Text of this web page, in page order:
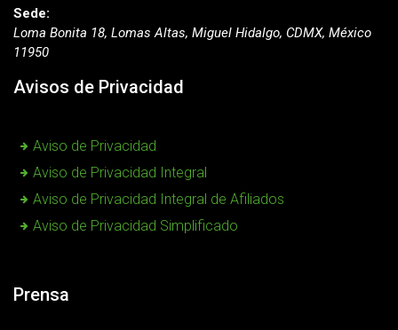
Sede:
Loma Bonita 18, Lomas Altas, Miguel Hidalgo, CDMX, México
11950
Avisos de Privacidad
Aviso de Privacidad
Aviso de Privacidad Integral
Aviso de Privacidad Integral de Afiliados
Aviso de Privacidad Simplificado
Prensa